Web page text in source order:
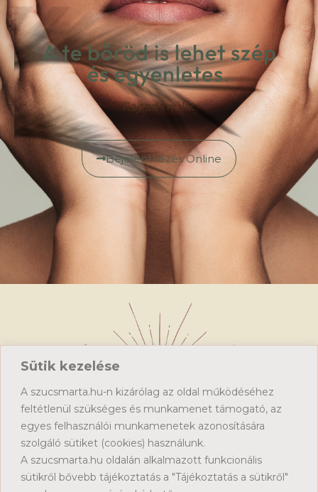
Sütik kezelése
A szucsmarta.hu-n kizárólag az oldal működéséhez
feltétlenül szükséges és munkamenet támogató, az
egyes felhasználói munkamenetek azonosítására
szolgáló sütiket (cookies) használunk.
A szucsmarta.hu oldalán alkalmazott funkcionális
sütikről bővebb tájékoztatás a "Tájékoztatás a sütikről"
A te bőröd is lehet szép
és egyenletes.
Rajtad múlik.
Bejelentkezés Online
Kezdőlap
Sütik kezelése
Adatkezelési tájékoztató
Nőnapi nyereményjáték